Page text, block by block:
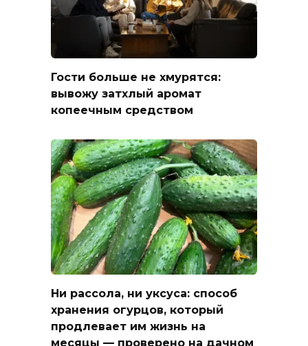
Гости больше не хмурятся:
вывожу затхлый аромат
копеечным средством
Ни рассола, ни уксуса: способ
хранения огурцов, который
продлевает им жизнь на
месяцы — проверено на дачном